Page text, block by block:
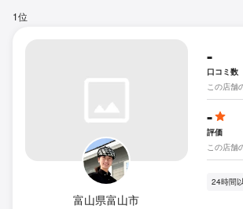
1位
富山県富山市
-
口コミ数
この店舗
-
評価
この店舗
24時間